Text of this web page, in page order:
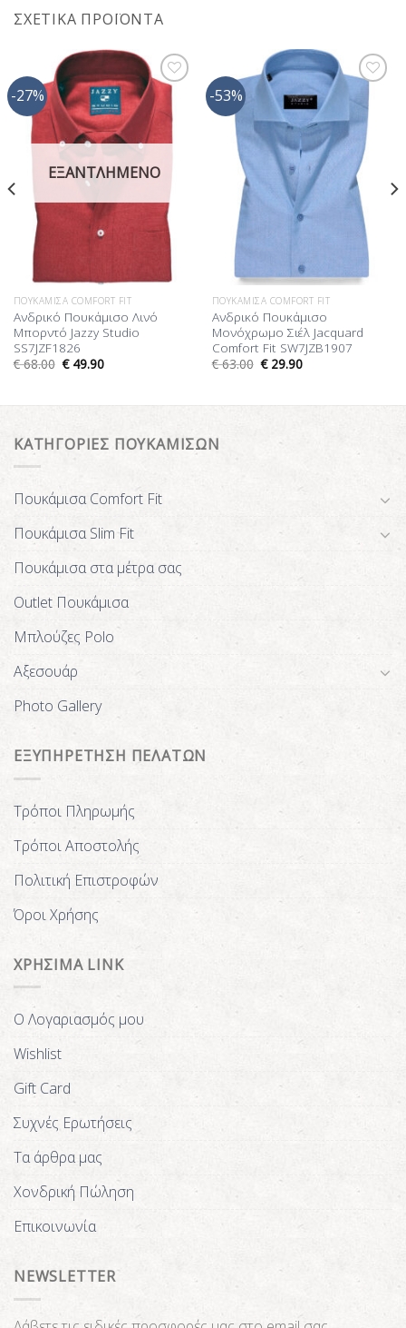
ΣΧΕΤΙΚΆ ΠΡΟΪΌΝΤΑ
-27%
Προσθήκη
στη Λίστα
Επιθυμίας
ΕΞΑΝΤΛΗΜΈΝΟ
ΠΟΥΚΆΜΙΣΑ COMFORT FIT
Ανδρικό Πουκάμισο Λινό
Μπορντό Jazzy Studio
SS7JZF1826
€68.00 €49.90
-53%
στη Λίστα
Επιθυμίας
ΠΟΥΚΆΜΙΣΑ COMFORT FIT
Ανδρικό Πουκάμισο
Μονόχρωμο Σιέλ Jacquard
Comfort Fit SW7JZB1907
€63.00 €29.90
ΚΑΤΗΓΟΡΙΕΣ ΠΟΥΚΑΜΙΣΩΝ
Πουκάμισα Comfort Fit
Πουκάμισα Slim Fit
Πουκάμισα στα μέτρα σας
Outlet Πουκάμισα
Μπλούζες Polo
Αξεσουάρ
Photo Gallery
ΕΞΥΠΗΡΕΤΗΣΗ ΠΕΛΑΤΩΝ
Τρόποι Πληρωμής
Τρόποι Αποστολής
Πολιτική Επιστροφών
Όροι Χρήσης
ΧΡΗΣΙΜΑ LINK
Ο Λογαριασμός μου
Wishlist
Gift Card
Συχνές Ερωτήσεις
Τα άρθρα μας
Χονδρική Πώληση
Επικοινωνία
NEWSLETTER